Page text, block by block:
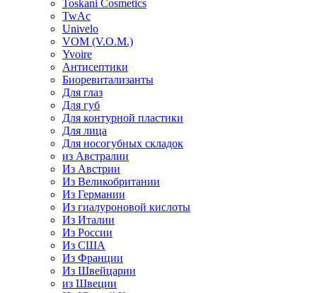
Toskani Cosmetics
TwAc
Univelo
VOM (V.O.M.)
Yvoire
Антисептики
Биоревитализанты
Для глаз
Для губ
Для контурной пластики
Для лица
Для носогубных складок
из Австралии
Из Австрии
Из Великобритании
Из Германии
Из гиалуроновой кислоты
Из Италии
Из России
Из США
Из Франции
Из Швейцарии
из Швеции